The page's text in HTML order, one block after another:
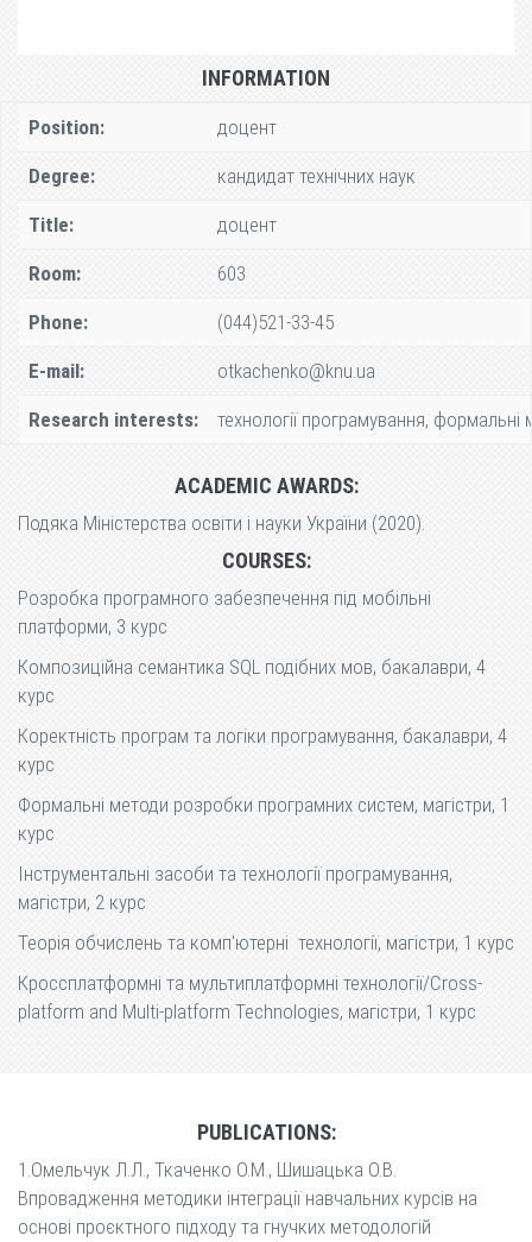
INFORMATION
Position: доцент
Degree: кандидат технічних наук
Title: доцент
Room: 603
Phone: (044)521-33-45
E-mail: otkachenko@knu.ua
Research interests: технології програмування,
ACADEMIC AWARDS:
Подяка Міністерства освіти і науки України (2020).
COURSES:
Розробка програмного забезпечення під мобільні
платформи, 3 курс
Композиційна семантика SQL подібних мов, бакалаври, 4
курс
Коректність програм та логіки програмування, бакалаври, 4
курс
Формальні методи розробки програмних систем, магістри, 1
курс
Інструментальні засоби та технології програмування,
магістри, 2 курс
Теорія обчислень та комп'ютерні технології, магістри, 1 курс
Кроссплатформні та мультиплатформні технології/Cross-
platform and Multi-platform Technologies, магістри, 1 курс
PUBLICATIONS:
1.Омельчук Л.Л., Ткаченко О.М., Шишацька О.В.
Впровадження методики інтеграції навчальних курсів на
основі проєктного підходу та гнучких методологій